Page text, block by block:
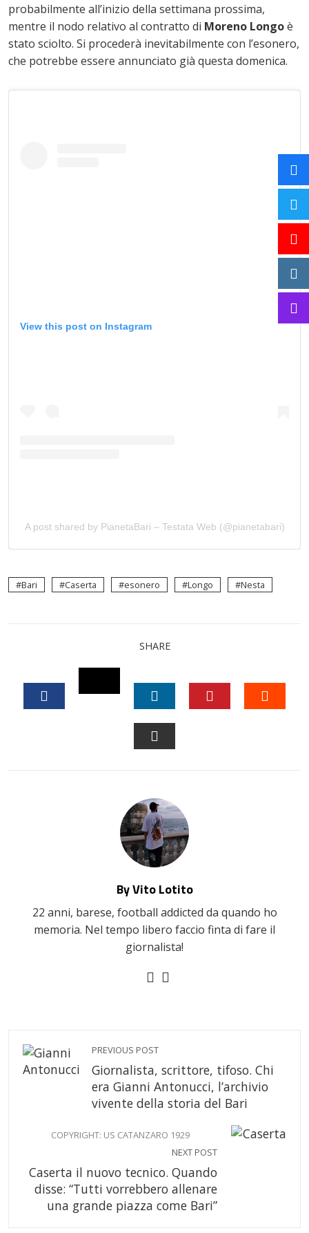
probabilmente all’inizio della settimana prossima,
mentre il nodo relativo al contratto di Moreno Longoè
stato sciolto. Si procederà inevitabilmente con l’esonero,
che potrebbe essere annunciato già questa domenica.
View this post on Instagram
A post shared by PianetaBari – Testata Web (@pianetabari)
Bari Caserta esonero Longo Nesta
SHARE
TWITTER
LINKEDIN
By Vito Lotito
22 anni, barese, football addicted da quando ho
memoria. Nel tempo libero faccio finta di fare il
giornalista!
PREVIOUS POST
Giornalista, scrittore, tifoso. Chi
era Gianni Antonucci, l’archivio
vivente della storia del Bari
COPYRIGHT: US CATANZARO 1929
NEXT POST
Caserta il nuovo tecnico. Quando
disse: “Tutti vorrebbero allenare
una grande piazza come Bari”